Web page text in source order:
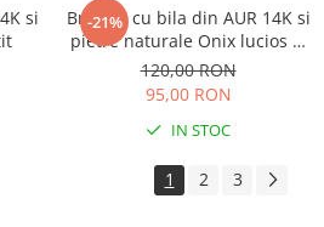
si
-21%
Bratara cu bila din AUR 14K si
pietre naturale Onix lucios si
mat
120,00 RON
95,00 RON
IN STOC
1 2 3